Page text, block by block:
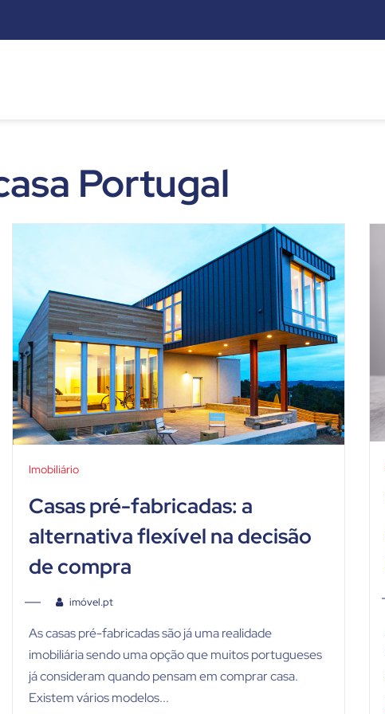
Portugal
Imobiliário
Casas pré-fabricadas: a
alternativa flexível na decisão
de compra
imóvel.pt
As casas pré-fabricadas são já uma realidade
imobiliária sendo uma opção que muitos portugueses
já consideram quando pensam em comprar casa.
Existem vários modelos...